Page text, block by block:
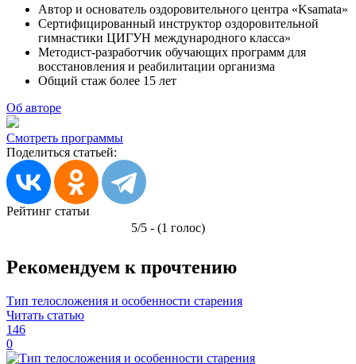
Автор и основатель оздоровительного центра «Ksamata»
Сертифицированный инструктор оздоровительной
гимнастики ЦИГУН международного класса»
Методист-разработчик обучающих программ для
восстановления и реабилитации организма
Общий стаж более 15 лет
Об авторе
Смотреть программы
Поделиться статьей:
Рейтинг статьи
5/5 - (1 голос)
Рекомендуем к прочтению
Тип телосложения и особенности старения
Читать статью
146
0